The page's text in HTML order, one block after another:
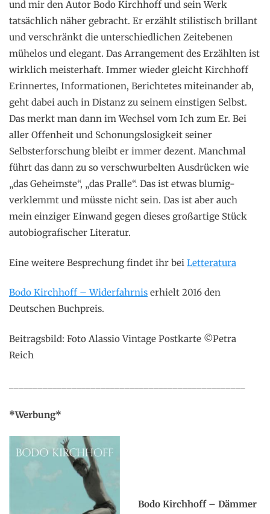
und mir den Autor Bodo Kirchhoff und sein Werk
tatsächlich näher gebracht. Er erzählt stilistisch brillant
und verschränkt die unterschiedlichen Zeitebenen
mühelos und elegant. Das Arrangement des Erzählten ist
wirklich meisterhaft. Immer wieder gleicht Kirchhoff
Erinnertes, Informationen, Berichtetes miteinander ab,
geht dabei auch in Distanz zu seinem einstigen Selbst.
Das merkt man dann im Wechsel vom Ich zum Er. Bei
aller Offenheit und Schonungslosigkeit seiner
Selbsterforschung bleibt er immer dezent. Manchmal
führt das dann zu so verschwurbelten Ausdrücken wie
„das Geheimste“, „das Pralle“. Das ist etwas blumig-
verklemmt und müsste nicht sein. Das ist aber auch
mein einziger Einwand gegen dieses großartige Stück
autobiografischer Literatur.
Eine weitere Besprechung findet ihr bei Letteratura
Bodo Kirchhoff – Widerfahrnis erhielt 2016 den
Deutschen Buchpreis.
Beitragsbild: Foto Alassio Vintage Postkarte ©Petra
Reich
*Werbung*
Bodo Kirchhoff – Dämmer